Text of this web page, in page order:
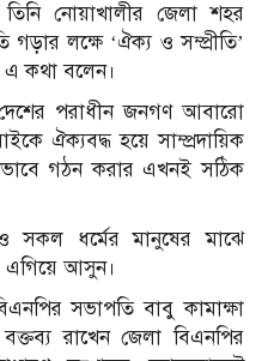
নোয়াখালীর জেলা শহর
গড়ার লক্ষে ‌‘ঐক্য ও সম্প্রীতি’
এ কথা বলেন।
পরাধীন জনগণ আবারো
ঐক্যবদ্ধ হয়ে সাম্প্রদায়িক
গঠন করার এখনই সঠিক
ও সকল ধর্মের মানুষের মাঝে
এগিয়ে আসুন।
সভাপতি বাবু কামাক্ষা
রাখেন জেলা বিএনপির